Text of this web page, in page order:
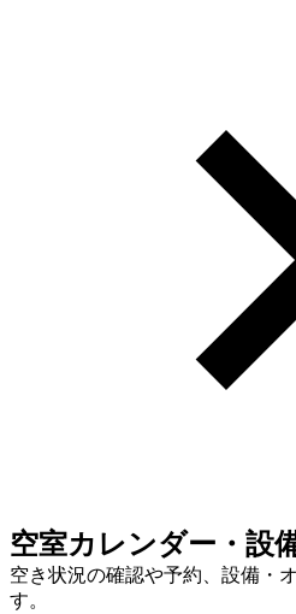
空室カレンダー・設
空き状況の確認や予約、設備・
す。